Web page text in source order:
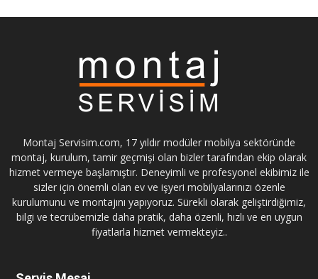
Montaj Servisim.com, 17 yıldır modüler mobilya sektöründe
montaj, kurulum, tamir geçmişi olan bizler tarafından ekip olarak
hizmet vermeye başlamıştır. Deneyimli ve profesyonel ekibimiz ile
sizler için önemli olan ev ve işyeri mobilyalarınızı özenle
kurulumunu ve montajını yapıyoruz. Sürekli olarak geliştirdiğimiz,
bilgi ve tecrübemizle daha pratik, daha özenli, hızlı ve en uygun
fiyatlarla hizmet vermekteyiz..